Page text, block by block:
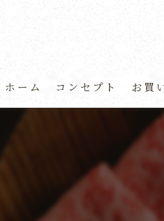
ホーム コンセプト お買